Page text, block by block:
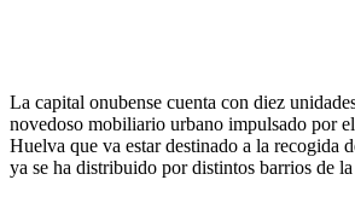
La capital onubense cuenta con diez
novedoso mobiliario urbano impulsado por
Huelva que va estar destinado a la recogida
ya se ha distribuido por distintos barrios de